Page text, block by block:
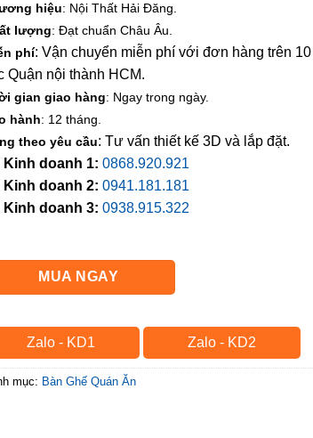
là:
2,000,000₫.
1,440,000₫.
hiệu: Nội Thất Hải Đăng.
lượng: Đạt chuẩn Châu Âu.
phí: Vận chuyển miễn phí với đơn hàng trên 10
Quận nội thành HCM.
gian giao hàng: Ngay trong ngày.
hành: 12 tháng.
theo yêu cầu: Tư vấn thiết kế 3D và lắp đặt.
doanh 1: 0868.920.921
doanh 2: 0941.181.181
doanh 3: 0938.915.322
MUA NGAY
Zalo - KD1 Zalo - KD2
mục: Bàn Ghế Quán Ăn